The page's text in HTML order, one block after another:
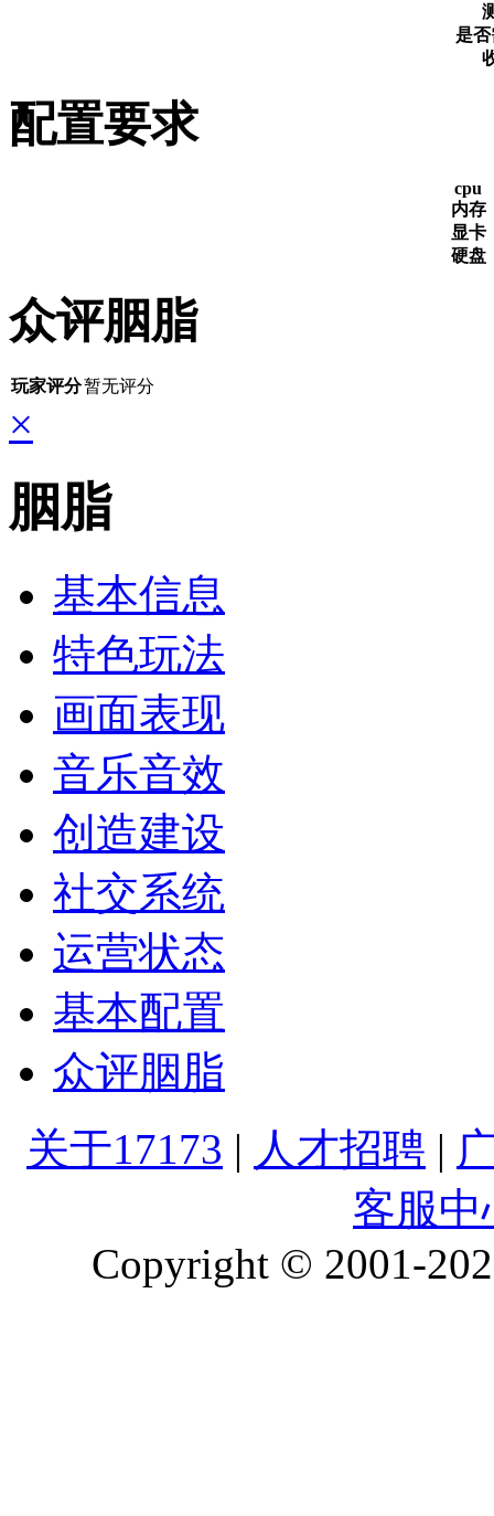
是
配置要求
cpu
内存
显卡
硬盘
众评胭脂
玩家评分暂无评分
×
胭脂
基本信息
特色玩法
画面表现
音乐音效
创造建设
社交系统
运营状态
基本配置
众评胭脂
关于17173 | 人才招聘 |
客服中
Copyright © 2001-